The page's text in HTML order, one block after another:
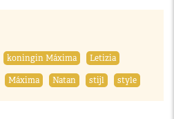
koningin Máxima
Letizia
Máxima Natan stijl style